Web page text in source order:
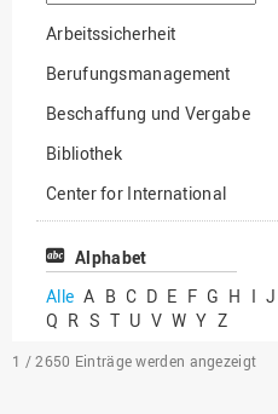
suchen
Arbeitssicherheit
Berufungsmanagement
Beschaffung und Vergabe
Bibliothek
Center for International
Mobility
Center for International
Chancengerechtigkeit
eLearning Competence
Alphabet
Alle A B C D E F G H I J
Q R S T U V W Y Z
1 / 2650 Einträge werden angezeigt